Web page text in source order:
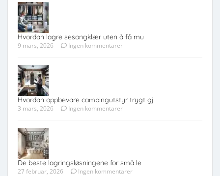
Hvordan lagre sesongklær uten å få mu
9 mars, 2026 Ingen kommentarer
Hvordan oppbevare campingutstyr trygt gj
3 mars, 2026 Ingen kommentarer
De beste lagringsløsningene for små le
27 februar, 2026 Ingen kommentarer